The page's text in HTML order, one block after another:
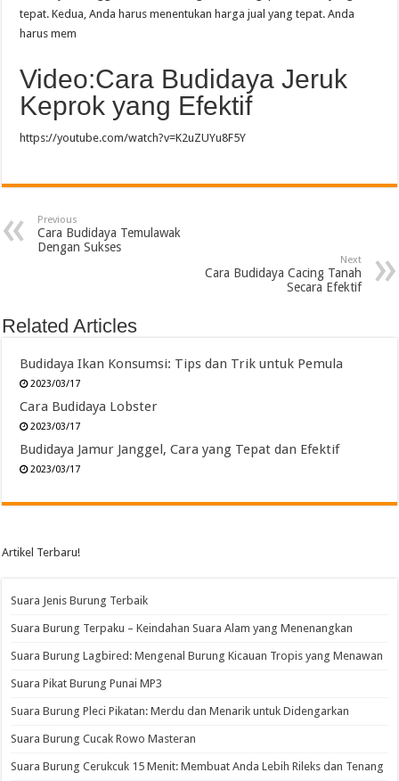
tepat. Kedua, Anda harus menentukan harga jual yang tepat. Anda
harus mem
Video:Cara Budidaya Jeruk
Keprok yang Efektif
https://youtube.com/watch?v=K2uZUYu8F5Y
Previous
Cara Budidaya Temulawak
Dengan Sukses
Next
Cara Budidaya Cacing Tanah
Secara Efektif
Related Articles
Budidaya Ikan Konsumsi: Tips dan Trik untuk Pemula
2023/03/17
Cara Budidaya Lobster
2023/03/17
Budidaya Jamur Janggel, Cara yang Tepat dan Efektif
2023/03/17
Artikel Terbaru!
Suara Jenis Burung Terbaik
Suara Burung Terpaku – Keindahan Suara Alam yang Menenangkan
Suara Burung Lagbired: Mengenal Burung Kicauan Tropis yang Menawan
Suara Pikat Burung Punai MP3
Suara Burung Pleci Pikatan: Merdu dan Menarik untuk Didengarkan
Suara Burung Cucak Rowo Masteran
Suara Burung Cerukcuk 15 Menit: Membuat Anda Lebih Rileks dan Tenang